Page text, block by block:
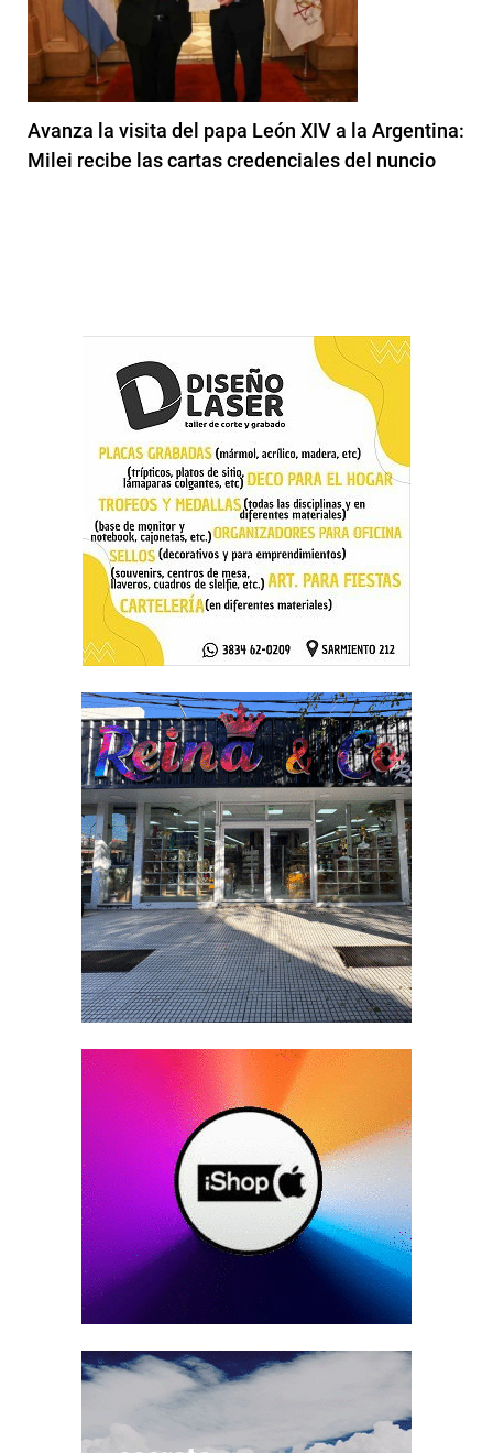
Avanza la visita del papa León XIV a la Argentina:
Milei recibe las cartas credenciales del nuncio